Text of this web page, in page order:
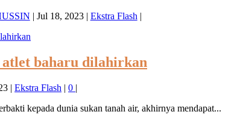
| Jul 18, 2023| Ekstra Flash |
baharu dilahirkan
| Ekstra Flash | 0 |
kepada dunia sukan tanah air, akhirnya mendapat...